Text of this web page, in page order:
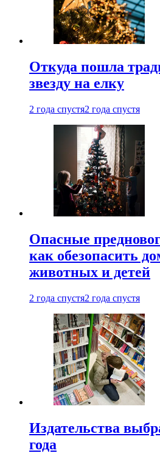
Откуда пошла
звезду на елку
2 года спустя2 года спустя
Опасные
как обезопасить
животных и детей
2 года спустя2 года спустя
Издательства
года